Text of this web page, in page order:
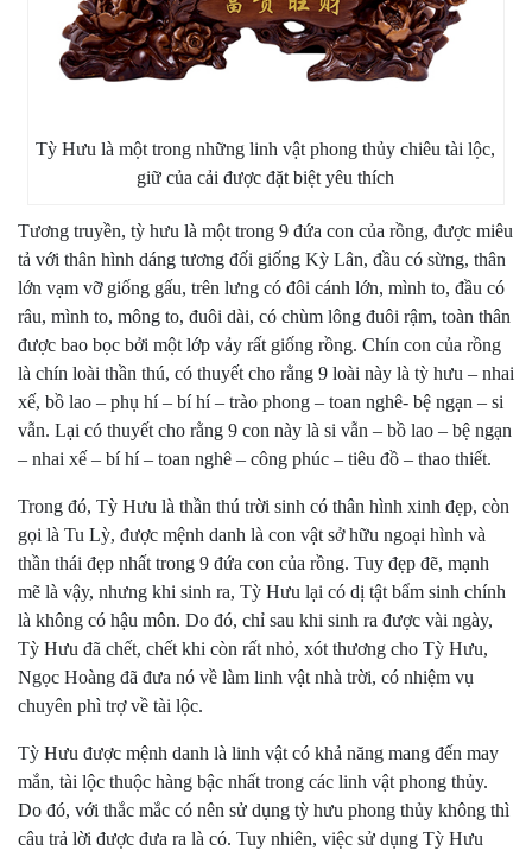
Tỳ Hưu là một trong những linh vật phong thủy chiêu tài lộc,
giữ của cải được đặt biệt yêu thích
Tương truyền, tỳ hưu là một trong 9 đứa con của rồng, được miêu
tả với thân hình dáng tương đối giống Kỳ Lân, đầu có sừng, thân
lớn vạm vỡ giống gấu, trên lưng có đôi cánh lớn, mình to, đầu có
râu, mình to, mông to, đuôi dài, có chùm lông đuôi rậm, toàn thân
được bao bọc bởi một lớp vảy rất giống rồng. Chín con của rồng
là chín loài thần thú, có thuyết cho rằng 9 loài này là tỳ hưu – nhai
xế, bồ lao – phụ hí – bí hí – trào phong – toan nghê- bệ ngạn – si
vẫn. Lại có thuyết cho rằng 9 con này là si vẫn – bồ lao – bệ ngạn
– nhai xế – bí hí – toan nghê – công phúc – tiêu đồ – thao thiết.
Trong đó, Tỳ Hưu là thần thú trời sinh có thân hình xinh đẹp, còn
gọi là Tu Lỳ, được mệnh danh là con vật sở hữu ngoại hình và
thần thái đẹp nhất trong 9 đứa con của rồng. Tuy đẹp đẽ, mạnh
mẽ là vậy, nhưng khi sinh ra, Tỳ Hưu lại có dị tật bẩm sinh chính
là không có hậu môn. Do đó, chỉ sau khi sinh ra được vài ngày,
Tỳ Hưu đã chết, chết khi còn rất nhỏ, xót thương cho Tỳ Hưu,
Ngọc Hoàng đã đưa nó về làm linh vật nhà trời, có nhiệm vụ
chuyên phì trợ về tài lộc.
Tỳ Hưu được mệnh danh là linh vật có khả năng mang đến may
mắn, tài lộc thuộc hàng bậc nhất trong các linh vật phong thủy.
Do đó, với thắc mắc có nên sử dụng tỳ hưu phong thủy không thì
câu trả lời được đưa ra là có. Tuy nhiên, việc sử dụng Tỳ Hưu